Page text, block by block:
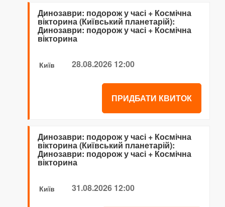
Динозаври: подорож у часі + Космічна
вікторина (Київський планетарій):
Динозаври: подорож у часі + Космічна
вікторина
Київ 28.08.2026 12:00
ПРИДБАТИ КВИТОК
Динозаври: подорож у часі + Космічна
вікторина (Київський планетарій):
Динозаври: подорож у часі + Космічна
вікторина
Київ 31.08.2026 12:00